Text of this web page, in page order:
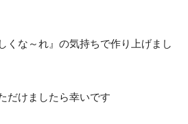
くな～れ』の気持ちで作り上げまし
だけましたら幸いです